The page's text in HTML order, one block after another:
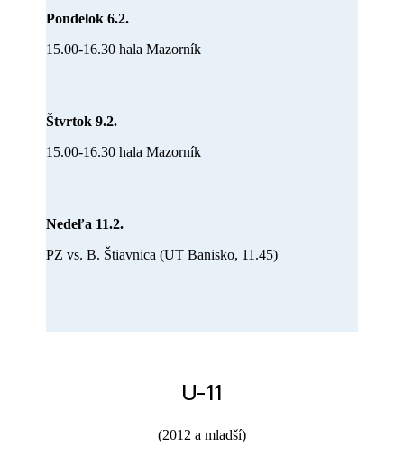
Pondelok 6.2.
15.00-16.30 hala Mazorník
Štvrtok 9.2.
15.00-16.30 hala Mazorník
Nedeľa 11.2.
PZ vs. B. Štiavnica (UT Banisko, 11.45)
U-11
(2012 a mladší)